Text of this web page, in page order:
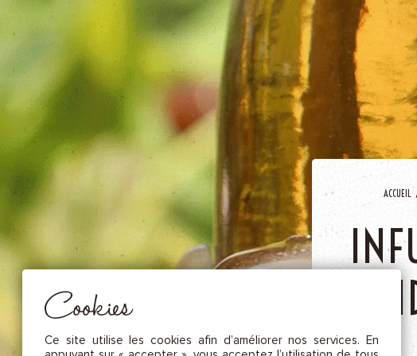
NOS SAUCES
NOS MOUTARDES
NOS ÉPICES GOURMANDES
NOS TISANES
ACCUEIL
Cookies
Ce site utilise les cookies afin d’améliorer nos services. En
CES COOKIES SONT NÉCESSAIRES AU BON FONCTIONNEMENT DU SITE. ILS NE PEUVENT PAS ÊTRE
Mesure d’audience
Ces cookies nous permettent de mesurer le nombre de visites, de
d’établir des statistiques afin d’en améliorer la qualité, l’ergonomie et la
performance.
Les cookies marketing sont utilisés pour effectuer le suivi des visiteurs au